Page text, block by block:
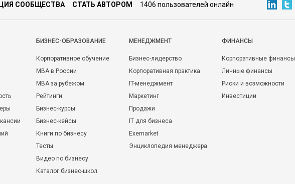
СООБЩЕСТВА СТАТЬ АВТОРОМ 1406 пользователей онлайн
БИЗНЕС-ОБРАЗОВАНИЕ
Корпоративное обучение
MBA в России
MBA за рубежом
Рейтинги
Бизнес-курсы
Бизнес-кейсы
Книги по бизнесу
Тесты
Видео по бизнесу
Каталог бизнес-школ
МЕНЕДЖМЕНТ
Бизнес-лидерство
Корпоративная практика
IT-менеджмент
Маркетинг
Продажи
IT для бизнеса
Exemarket
Энциклопедия менеджера
ФИНАНСЫ
Корпоративные финансы
Личные финансы
Риски и возможности
Инвестиции